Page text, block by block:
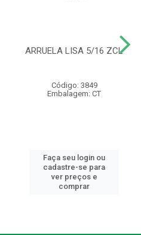
ARRUELA LISA 5/16 ZCL
Código: 3849
Embalagem: CT
Faça seu login ou
cadastre-se para
ver preços e
comprar